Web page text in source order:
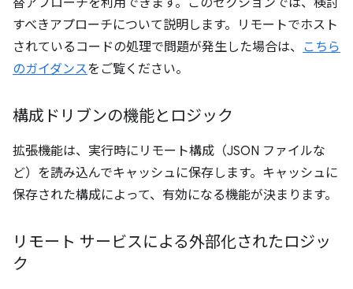
替アプローチを利用できます。このセクションでは、検討
すべきアプローチについて説明します。リモートでホスト
されているコードの処理で問題が発生した場合は、 こちら
のガイダンスをご覧ください。
構成ドリブンの機能とロジック
拡張機能は、実行時にリモート構成（JSON ファイルな
ど）を読み込んでキャッシュに保存します。キャッシュに
保存された構成によって、有効になる機能が決まります。
リモート サービスによる外部化されたロジッ
ク